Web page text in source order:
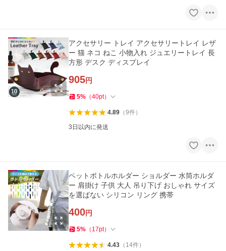
アクセサリー トレイ アクセサリートレイ レザ
ー 猫 ネコ ねこ 小物入れ ジュエリートレイ 長
方形 デスク ディスプレイ
905円
5% （40pt）
4.89（9件）
3日以内に発送
ペットボトルホルダー ショルダー 水筒ホルダ
ー 肩掛け 子供 大人 吊り下げ おしゃれ サイズ
を選ばない シリコン リング 携帯
400円
5% （ 17pt）
4.43（ 14件）